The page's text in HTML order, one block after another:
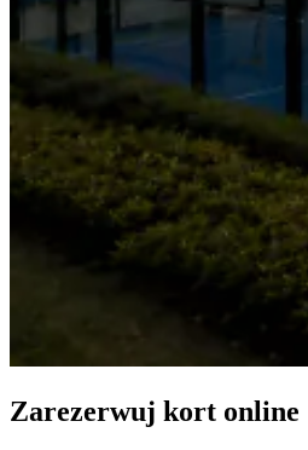
Zarezerwuj kort online